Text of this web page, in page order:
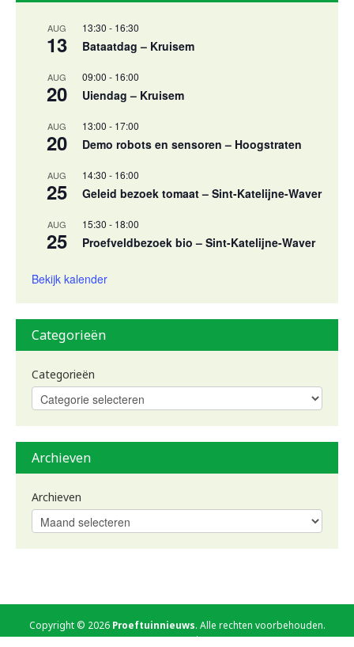
AUG
13
13:30 - 16:30
Bataatdag – Kruisem
AUG
20
09:00 - 16:00
Uiendag – Kruisem
AUG
20
13:00 - 17:00
Demo robots en sensoren – Hoogstraten
AUG
25
14:30 - 16:00
Geleid bezoek tomaat – Sint-Katelijne-Waver
AUG
25
15:30 - 18:00
Proefveldbezoek bio – Sint-Katelijne-Waver
Bekijk kalender
Categorieën
Categorieën
Archieven
Archieven
Copyright © 2026 Proeftuinnieuws. Alle rechten voorbehouden.
Gebruiksvoorwaarden
Aanmelden